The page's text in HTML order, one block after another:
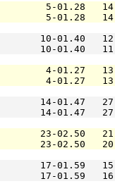
5-01.28
5-01.28
10-01.40
10-01.40
4-01.27
4-01.27
14-01.47
14-01.47
23-02.50
23-02.50
17-01.59
17-01.59